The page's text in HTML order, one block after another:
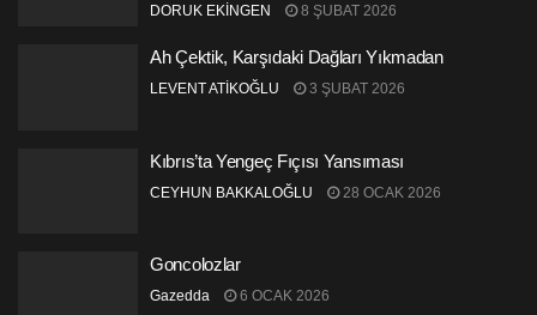
DORUK EKİNGEN 8 ŞUBAT 2026
Ah Çektik, Karşıdaki Dağları Yıkmadan
LEVENT ATİKOĞLU 3 ŞUBAT 2026
Kıbrıs’ta Yengeç Fıçısı Yansıması
CEYHUN BAKKALOĞLU 28 OCAK 2026
Goncolozlar
Gazedda 6 OCAK 2026